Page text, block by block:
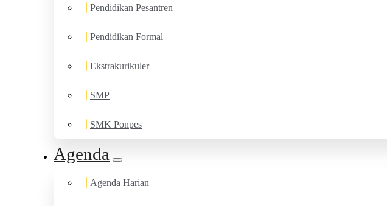
Pendidikan Pesantren
Pendidikan Formal
Ekstrakurikuler
SMP
SMK Ponpes
Agenda
Agenda Harian